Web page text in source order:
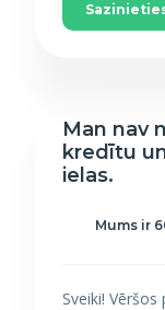
Man nav
kredītu
ielas.
Mums ir
Sveiki!